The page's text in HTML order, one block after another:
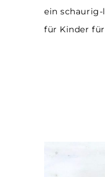
ein schaurig-
für Kinder